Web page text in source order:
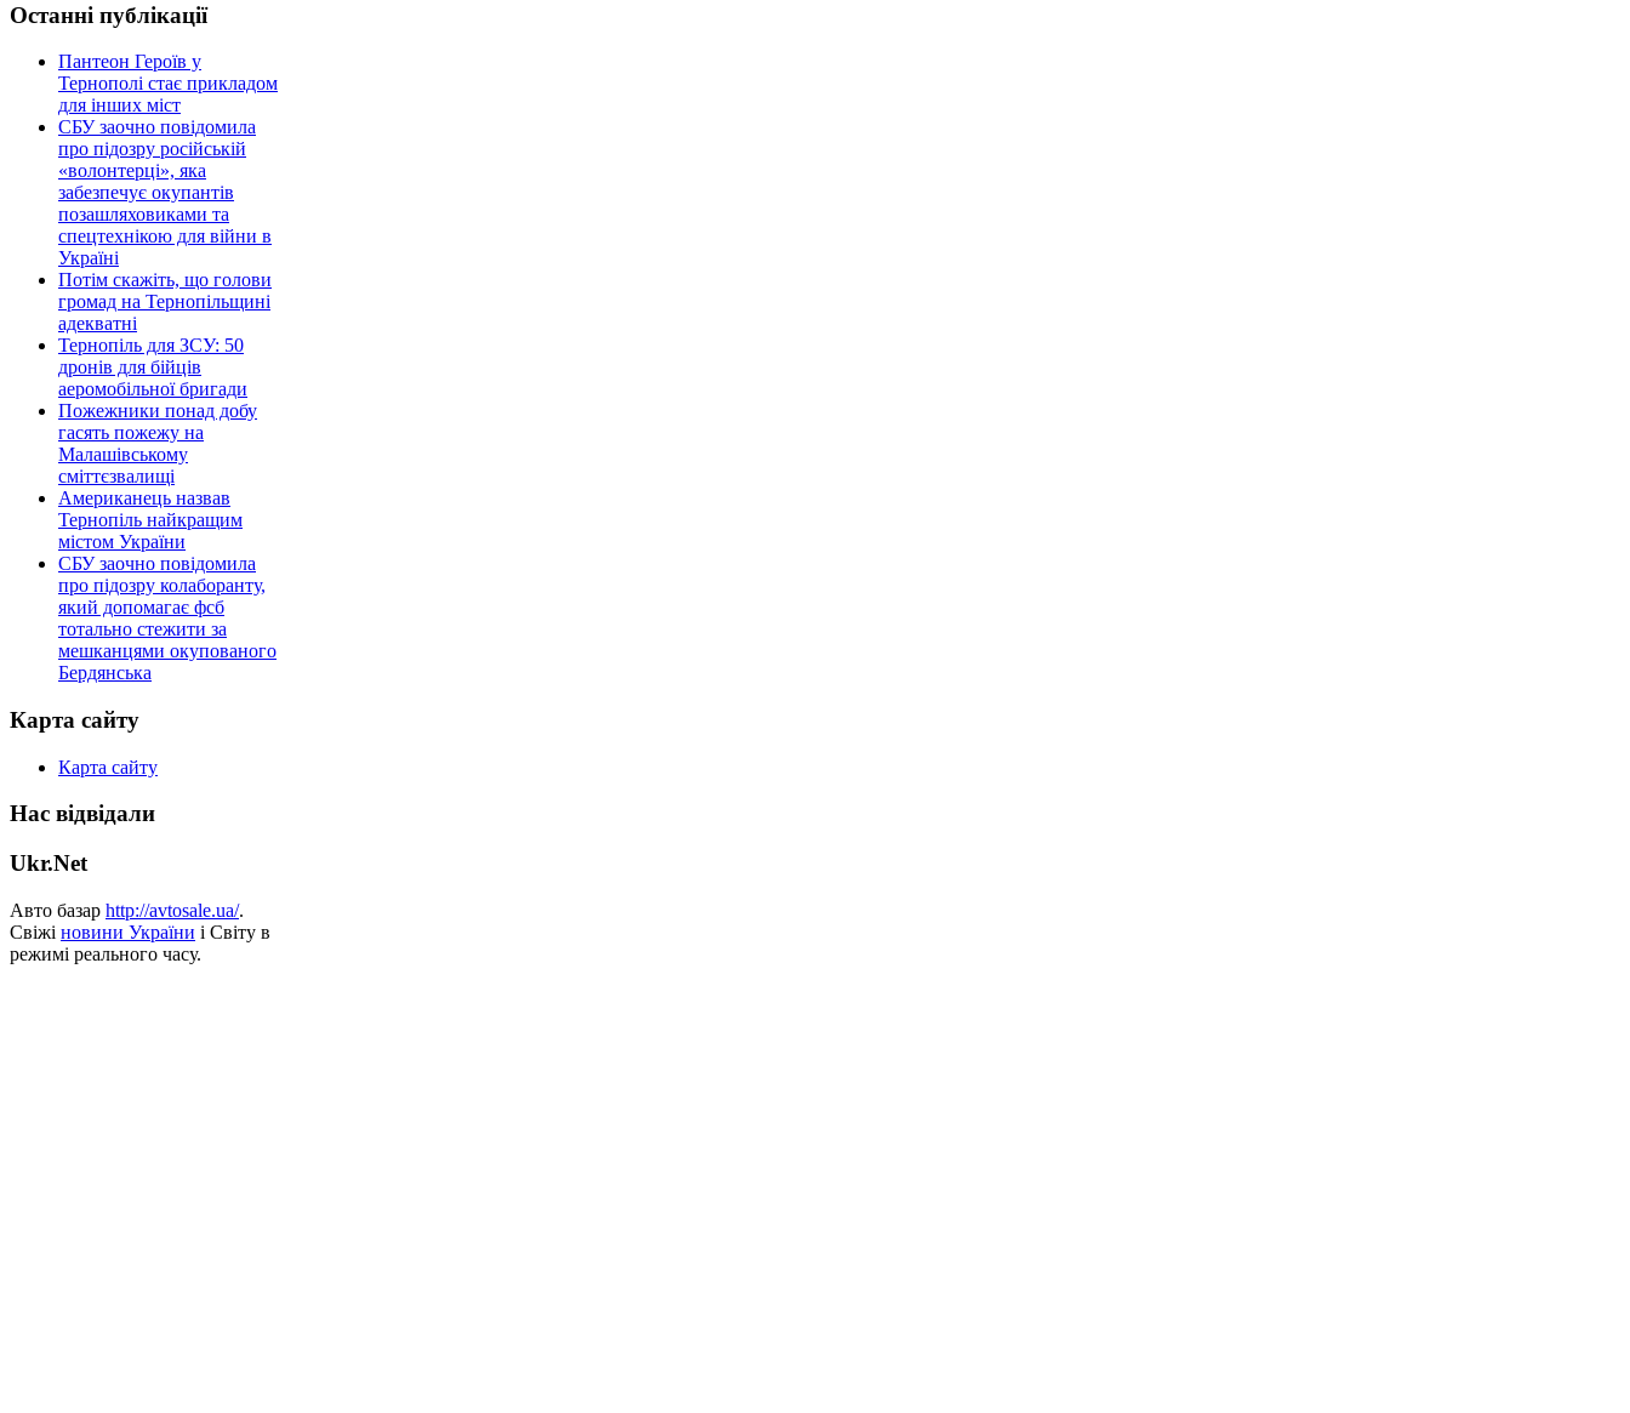
Останні публікації
Пантеон Героїв у
Тернополі стає прикладом
для інших міст
СБУ заочно повідомила
про підозру російській
«волонтерці», яка
забезпечує окупантів
позашляховиками та
спецтехнікою для війни в
Україні
Потім скажіть, що голови
громад на Тернопільщині
адекватні
Тернопіль для ЗСУ: 50
дронів для бійців
аеромобільної бригади
Пожежники понад добу
гасять пожежу на
Малашівському
сміттєзвалищі
Американець назвав
Тернопіль найкращим
містом України
СБУ заочно повідомила
про підозру колаборанту,
який допомагає фсб
тотально стежити за
мешканцями окупованого
Бердянська
Карта сайту
Карта сайту
Нас відвідали
Ukr.Net
Авто базар http://avtosale.ua/.
Свіжі новини України і Світу в
режимі реального часу.